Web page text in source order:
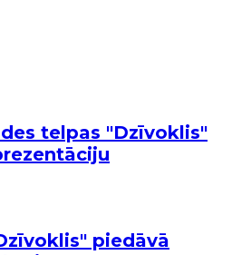
telpas "Dzīvoklis"
piedāvā